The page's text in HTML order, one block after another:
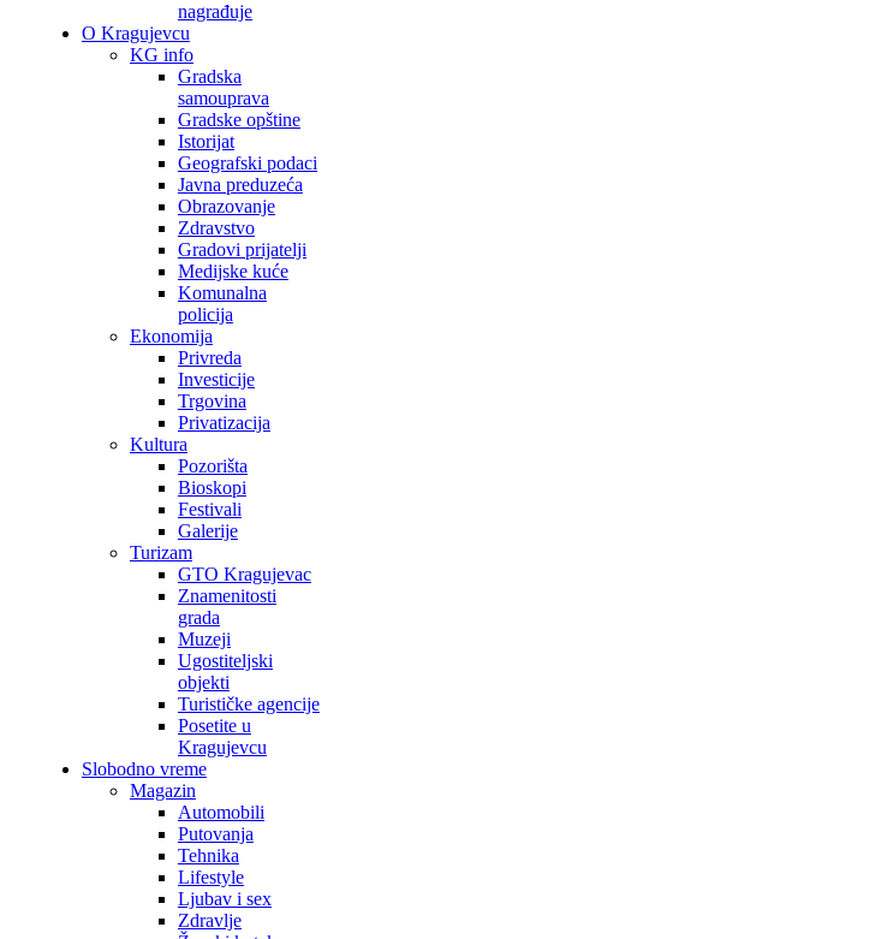
nagrađuje
O Kragujevcu
KG info
Gradska
samouprava
Gradske opštine
Istorijat
Geografski podaci
Javna preduzeća
Obrazovanje
Zdravstvo
Gradovi prijatelji
Medijske kuće
Komunalna
policija
Ekonomija
Privreda
Investicije
Trgovina
Privatizacija
Kultura
Pozorišta
Bioskopi
Festivali
Galerije
Turizam
GTO Kragujevac
Znamenitosti
grada
Muzeji
Ugostiteljski
objekti
Turističke agencije
Posetite u
Kragujevcu
Slobodno vreme
Magazin
Automobili
Putovanja
Tehnika
Lifestyle
Ljubav i sex
Zdravlje